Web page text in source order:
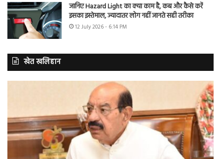
जानिए Hazard Light का क्या काम है, कब और कैसे करें
इसका इस्तेमाल, ज्यादातर लोग नहीं जानते सही तरीका
12 July 2026 - 6:14 PM
खेत खलिहान